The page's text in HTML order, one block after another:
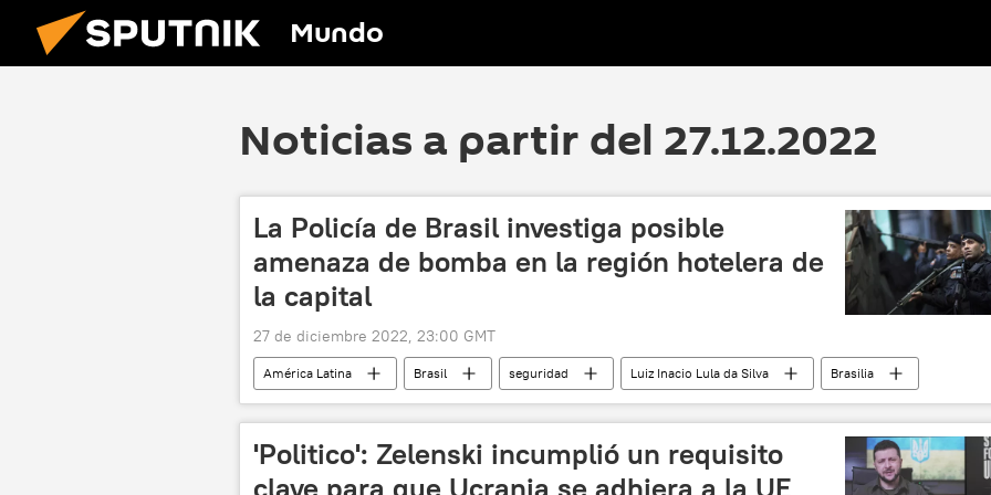
Mundo
Noticias a partir del 27.12.2022
La Policía de Brasil investiga posible
amenaza de bomba en la región hotelera de
la capital
27 de diciembre 2022, 23:00 GMT
América Latina Brasil seguridad Luiz Inacio Lula da Silva Brasilia
'Politico': Zelenski incumplió un requisito